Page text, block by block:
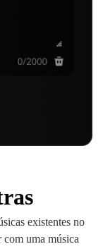
existentes no
uma música